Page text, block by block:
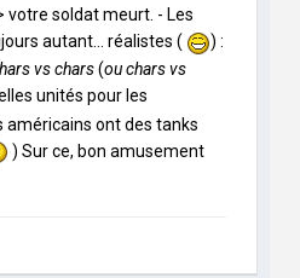
votre soldat meurt. - Les
autant... réalistes (
) :
vs chars(ou chars vs
unités pour les
américains ont des tanks
) Sur ce, bon amusement